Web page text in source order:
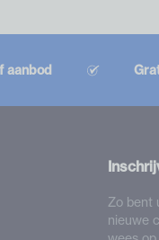
aanbod
Zo bent
nieuwe